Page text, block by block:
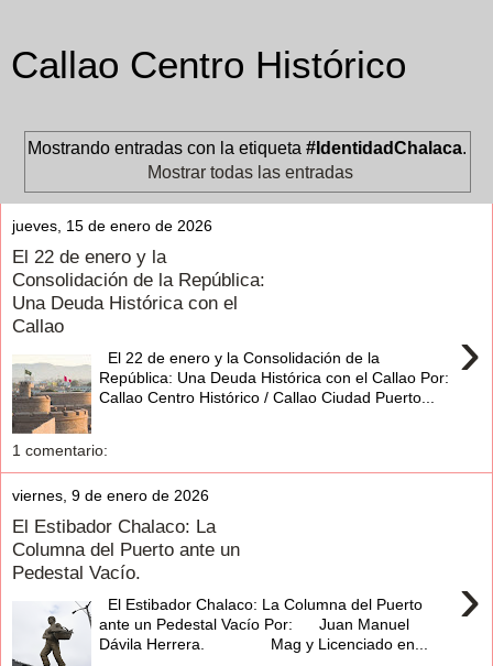
Callao Centro Histórico
Mostrando entradas con la etiqueta #IdentidadChalaca.
Mostrar todas las entradas
jueves, 15 de enero de 2026
El 22 de enero y la
Consolidación de la República:
Una Deuda Histórica con el
Callao
›
El 22 de enero y la Consolidación de la
República: Una Deuda Histórica con el Callao Por:
Callao Centro Histórico / Callao Ciudad Puerto...
1 comentario:
viernes, 9 de enero de 2026
El Estibador Chalaco: La
Columna del Puerto ante un
Pedestal Vacío.
›
El Estibador Chalaco: La Columna del Puerto
ante un Pedestal Vacío Por: Juan Manuel
Dávila Herrera. Mag y Licenciado en...